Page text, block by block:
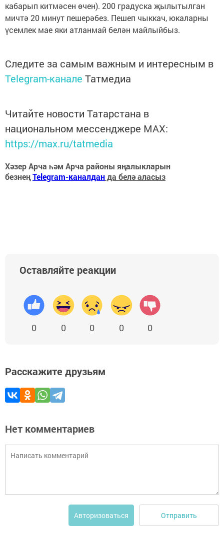
кабарып китмәсен өчен). 200 градуска җылытылган
мичтә 20 минут пешерәбез. Пешеп чыккач, юкаларны
үсемлек мае яки атланмай белән майлыйбыз.
Следите за самым важным и интересным в
Telegram-канале Татмедиа
Читайте новости Татарстана в
национальном мессенджере MАХ:
https://max.ru/tatmedia
Хәзер Арча һәм Арча районы яңалыкларын
безнеңTelegram-каналданда белә аласыз
Оставляйте реакции
0 0 0 0 0
Расскажите друзьям
Нет комментариев
Авторизоваться Отправить